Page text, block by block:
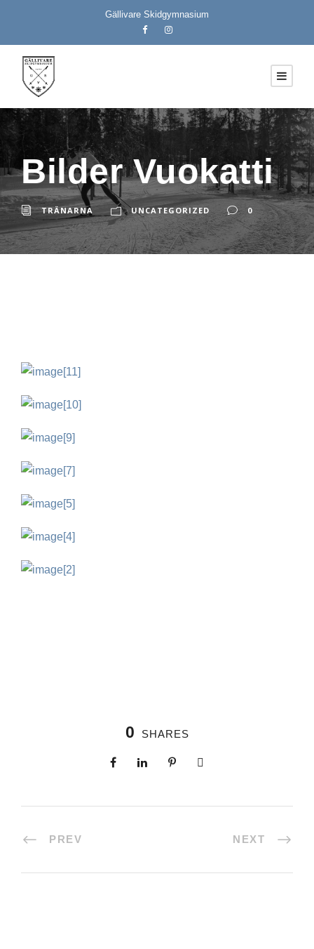
Gällivare Skidgymnasium
Bilder Vuokatti
TRÄNARNA UNCATEGORIZED 0
0 SHARES
PREV NEXT